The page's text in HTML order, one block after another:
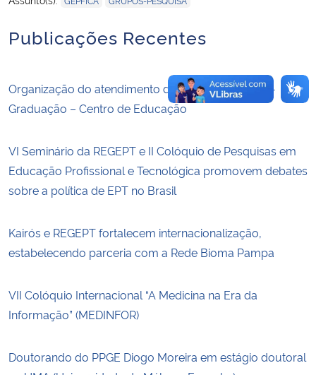
Publicações Recentes
Organização do atendimento da Secretaria de Pós-
Graduação – Centro de Educação
VI Seminário da REGEPT e II Colóquio de Pesquisas em
Educação Profissional e Tecnológica promovem debates
sobre a política de EPT no Brasil
Kairós e REGEPT fortalecem internacionalização,
estabelecendo parceria com a Rede Bioma Pampa
VII Colóquio Internacional “A Medicina na Era da
Informação” (MEDINFOR)
Doutorando do PPGE Diogo Moreira em estágio doutoral